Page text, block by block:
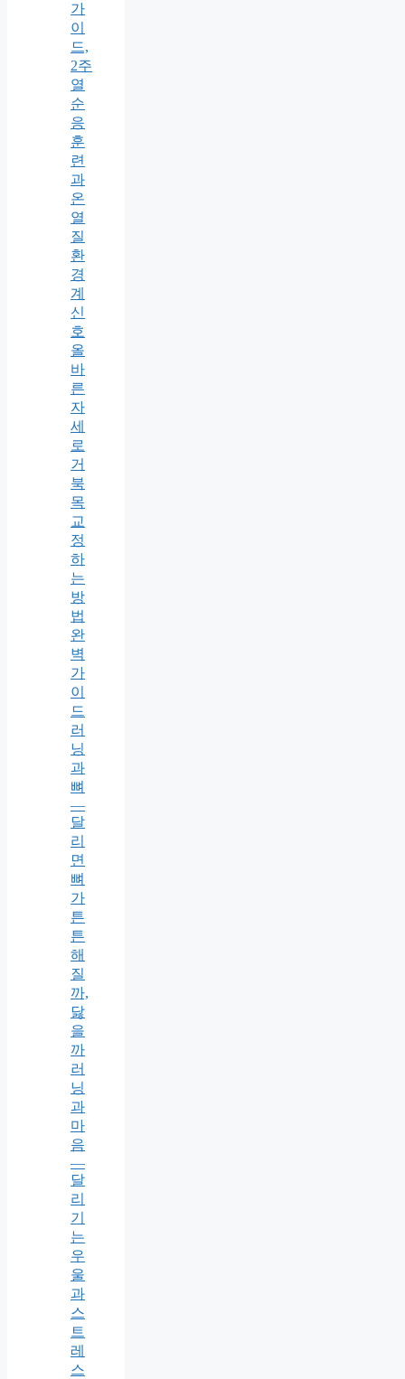
가
이
드,
2주
열
순
응
훈
련
과
온
열
질
환
경
계
신
호
올
바
른
자
세
로
거
북
목
교
정
하
는
방
법
완
벽
가
이
드
러
닝
과
뼈
—
달
리
면
뼈
가
튼
튼
해
질
까,
닳
을
까
러
닝
과
마
음
—
달
리
기
는
우
울
과
스
트
레
스